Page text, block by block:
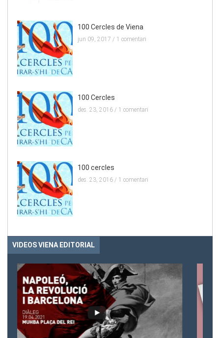
100 Cercles de Viena
jun 09, 2017 / 1 comentari
100 Cercles
des. 23, 2016 / 1 comentari
100 cercles
des. 23, 2016 / 1 comentari
VIDEOS VIENA EDITORIAL